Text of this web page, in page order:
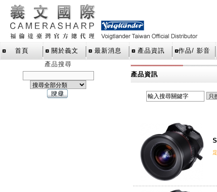
首頁 關於義文 最新消息 產品資訊
作品/ 影音
產品搜尋
產品資訊